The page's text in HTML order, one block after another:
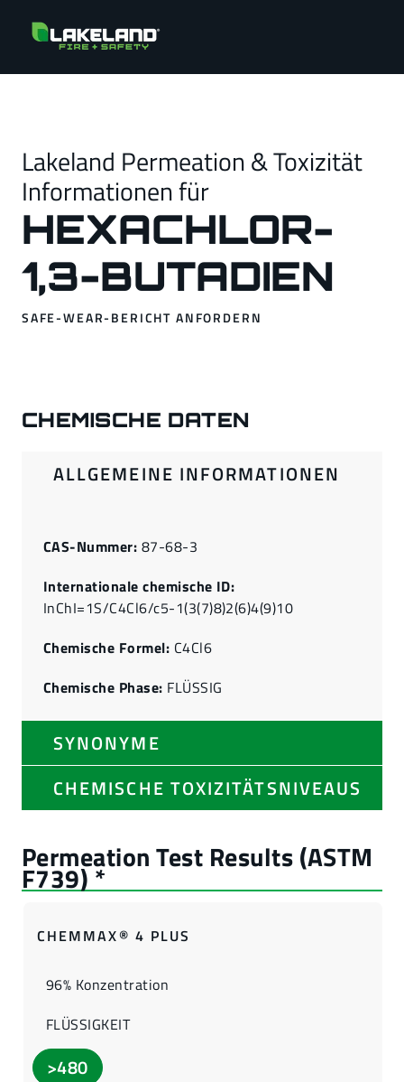
Lakeland Permeation & Toxizität
Informationen für
HEXACHLOR-
1,3-BUTADIEN
SAFE-WEAR-BERICHT ANFORDERN
CHEMISCHE DATEN
ALLGEMEINE INFORMATIONEN
SYNONYME
CHEMISCHE TOXIZITÄTSNIVEAUS
CAS-Nummer: 87-68-3
Internationale chemische ID:
InChI=1S/C4Cl6/c5-1(3(7)8)2(6)4(9)10
Chemische Formel: C4Cl6
Chemische Phase: FLÜSSIG
CHEMMAX® 4 PLUS
96% Konzentration
FLÜSSIGKEIT
>480